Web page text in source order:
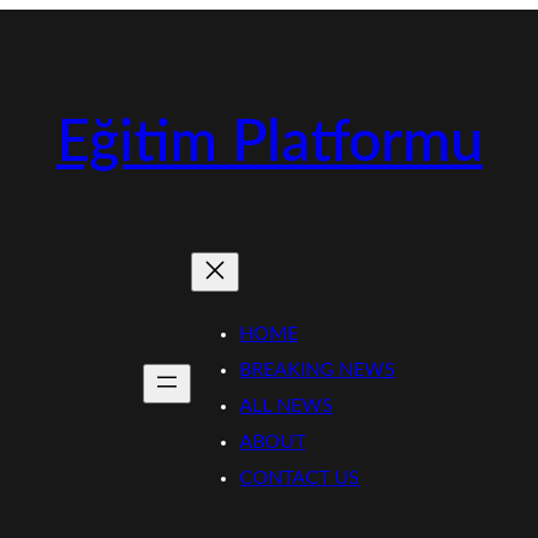
Eğitim Platformu
HOME
BREAKING NEWS
ALL NEWS
ABOUT
CONTACT US